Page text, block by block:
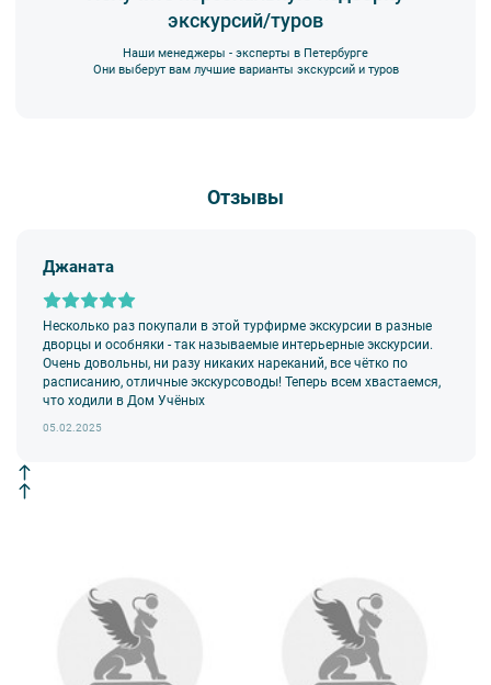
экскурсий/туров
Наши менеджеры - эксперты в Петербурге
Они выберут вам лучшие варианты экскурсий и туров
Отзывы
Джаната
Несколько раз покупали в этой турфирме экскурсии в разные
дворцы и особняки - так называемые интерьерные экскурсии.
Очень довольны, ни разу никаких нареканий, все чётко по
расписанию, отличные экскурсоводы! Теперь всем хвастаемся,
что ходили в Дом Учёных
05.02.2025